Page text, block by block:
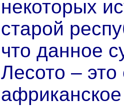
некоторых
старой
что данное
Лесото –